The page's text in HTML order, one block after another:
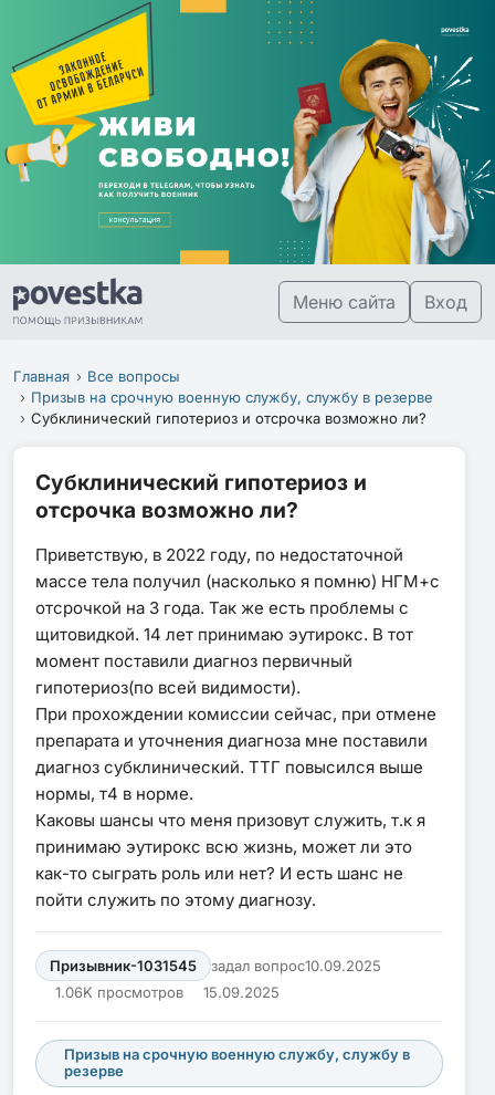
Меню сайта Вход
Главная
Все вопросы
Призыв на срочную военную службу, службу в резерве
Субклинический гипотериоз и отсрочка возможно ли?
Субклинический гипотериоз и
отсрочка возможно ли?
Приветствую, в 2022 году, по недостаточной
массе тела получил (насколько я помню) НГМ+с
отсрочкой на 3 года. Так же есть проблемы с
щитовидкой. 14 лет принимаю эутирокс. В тот
момент поставили диагноз первичный
гипотериоз(по всей видимости).
При прохождении комиссии сейчас, при отмене
препарата и уточнения диагноза мне поставили
диагноз субклинический. ТТГ повысился выше
нормы, т4 в норме.
Каковы шансы что меня призовут служить, т.к я
принимаю эутирокс всю жизнь, может ли это
как-то сыграть роль или нет? И есть шанс не
пойти служить по этому диагнозу.
Призывник-1031545 задал вопрос10.09.2025
1.06K просмотров
15.09.2025
Призыв на срочную военную службу, службу в
резерве